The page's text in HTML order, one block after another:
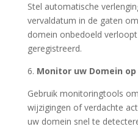
Stel automatische
vervaldatum in de gaten
domein onbedoeld
geregistreerd.
6. Monitor uw Domein
Gebruik monitoringtools
wijzigingen of verdachte
uw domein snel te